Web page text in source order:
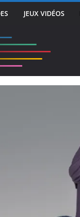
JEUX VIDÉOS